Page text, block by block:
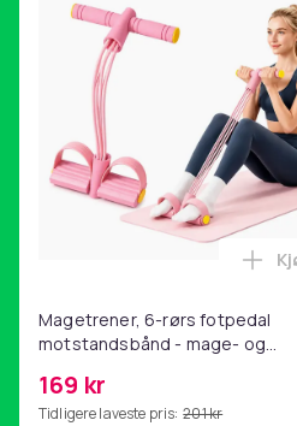
Magetrener, 6-rørs fotpedal
motstandsbånd - mage- og
hjemmegymnastikk Pink
169 kr
Tidligere laveste pris: 201 kr